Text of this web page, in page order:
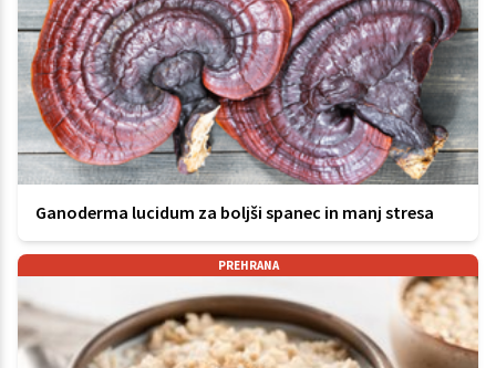
Ganoderma lucidum za boljši spanec in manj stresa
PREHRANA